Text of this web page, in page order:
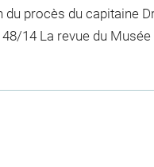
procès du capitaine
14 La revue du Musée